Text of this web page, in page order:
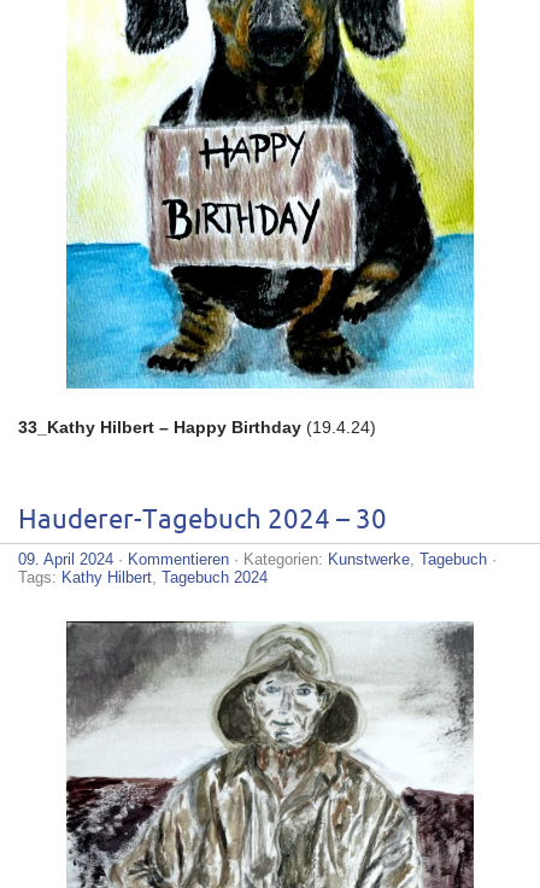
33_Kathy Hilbert – Happy Birthday (19.4.24)
Hauderer-Tagebuch 2024 – 30
09. April 2024 · Kommentieren · Kategorien: Kunstwerke Tagebuch ·
Tags: Kathy Hilbert Tagebuch 2024